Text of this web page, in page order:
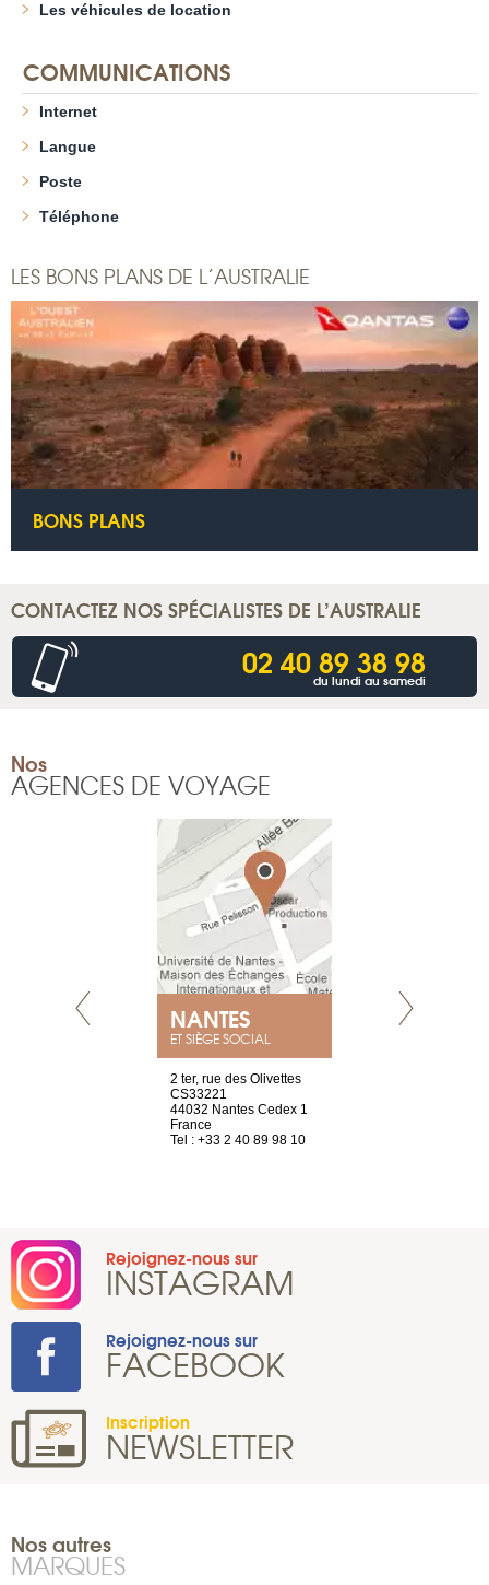
Les véhicules de location
COMMUNICATIONS
Internet
Langue
Poste
Téléphone
LES BONS PLANS DE L’AUSTRALIE
BONS PLANS
CONTACTEZ NOS SPÉCIALISTES DE L’AUSTRALIE
02 40 89 38 98
du lundi au samedi
Nos
AGENCES DE VOYAGE
NANTES
ET SIÈGE SOCIAL
2 ter, rue des Olivettes
CS33221
44032 Nantes Cedex 1
France
Tel : +33 2 40 89 98 10
Rejoignez-nous sur
INSTAGRAM
Rejoignez-nous sur
FACEBOOK
Inscription
NEWSLETTER
Nos autres
MARQUES